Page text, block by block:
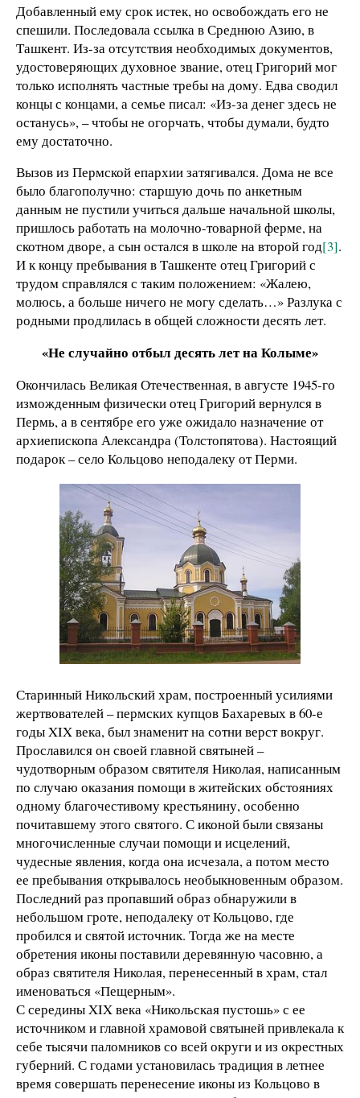
Добавленный ему срок истек, но освобождать его не
спешили. Последовала ссылка в Среднюю Азию, в
Ташкент. Из-за отсутствия необходимых документов,
удостоверяющих духовное звание, отец Григорий мог
только исполнять частные требы на дому. Едва сводил
концы с концами, а семье писал: «Из-за денег здесь не
останусь», – чтобы не огорчать, чтобы думали, будто
ему достаточно.
Вызов из Пермской епархии затягивался. Дома не все
было благополучно: старшую дочь по анкетным
данным не пустили учиться дальше начальной школы,
пришлось работать на молочно-товарной ферме, на
скотном дворе, а сын остался в школе на второй год[3].
И к концу пребывания в Ташкенте отец Григорий с
трудом справлялся с таким положением: «Жалею,
молюсь, а больше ничего не могу сделать…» Разлука с
родными продлилась в общей сложности десять лет.
«Не случайно отбыл десять лет на Колыме»
Окончилась Великая Отечественная, в августе 1945-го
изможденным физически отец Григорий вернулся в
Пермь, а в сентябре его уже ожидало назначение от
архиепископа Александра (Толстопятова). Настоящий
подарок – село Кольцово неподалеку от Перми.
Старинный Никольский храм, построенный усилиями
жертвователей – пермских купцов Бахаревых в 60-е
годы XIX века, был знаменит на сотни верст вокруг.
Прославился он своей главной святыней –
чудотворным образом святителя Николая, написанным
по случаю оказания помощи в житейских обстояниях
одному благочестивому крестьянину, особенно
почитавшему этого святого. С иконой были связаны
многочисленные случаи помощи и исцелений,
чудесные явления, когда она исчезала, а потом место
ее пребывания открывалось необыкновенным образом.
Последний раз пропавший образ обнаружили в
небольшом гроте, неподалеку от Кольцово, где
пробился и святой источник. Тогда же на месте
обретения иконы поставили деревянную часовню, а
образ святителя Николая, перенесенный в храм, стал
именоваться «Пещерным».
С середины XIX века «Никольская пустошь» с ее
источником и главной храмовой святыней привлекала к
себе тысячи паломников со всей округи и из окрестных
губерний. С годами установилась традиция в летнее
время совершать перенесение иконы из Кольцово в